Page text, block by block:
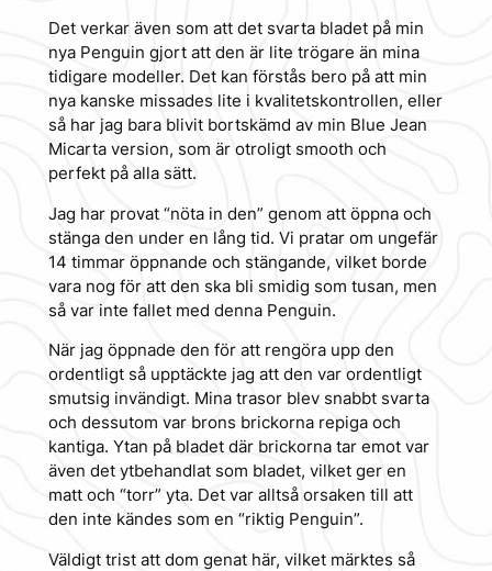
Det verkar även som att det svarta bladet på min
nya Penguin gjort att den är lite trögare än mina
tidigare modeller. Det kan förstås bero på att min
nya kanske missades lite i kvalitetskontrollen, eller
så har jag bara blivit bortskämd av min Blue Jean
Micarta version, som är otroligt smooth och
perfekt på alla sätt.
Jag har provat “nöta in den” genom att öppna och
stänga den under en lång tid. Vi pratar om ungefär
14 timmar öppnande och stängande, vilket borde
vara nog för att den ska bli smidig som tusan, men
så var inte fallet med denna Penguin.
När jag öppnade den för att rengöra upp den
ordentligt så upptäckte jag att den var ordentligt
smutsig invändigt. Mina trasor blev snabbt svarta
och dessutom var brons brickorna repiga och
kantiga. Ytan på bladet där brickorna tar emot var
även det ytbehandlat som bladet, vilket ger en
matt och “torr” yta. Det var alltså orsaken till att
den inte kändes som en “riktig Penguin”.
Väldigt trist att dom genat här, vilket märktes så